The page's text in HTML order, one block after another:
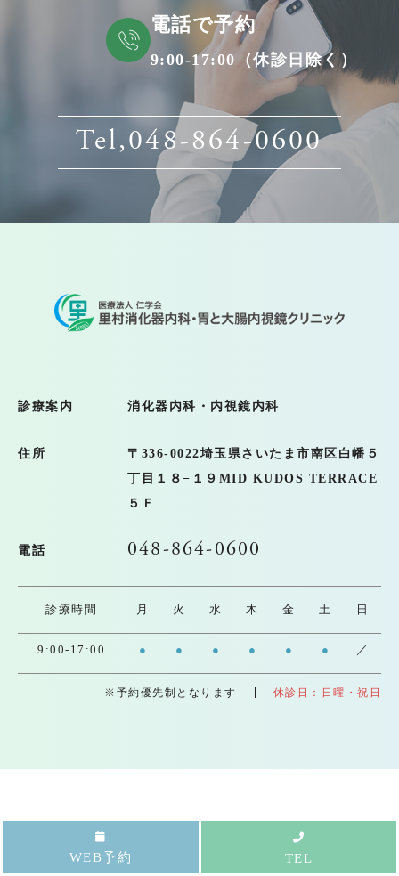
WEB予約 TEL
電話で予約
9:00-17:00（休診日除く）
Tel,048-864-0600
診療案内 消化器内科・内視鏡内科
住所 〒336-0022埼玉県さいたま市南区白幡５
丁目１８−１９MID KUDOS TERRACE
５Ｆ
電話 048-864-0600
診療時間 月 火 水 木 金 土 日
9:00-17:00 ● ● ● ● ● ● ／
休診日：日曜・祝日
※予約優先制となります